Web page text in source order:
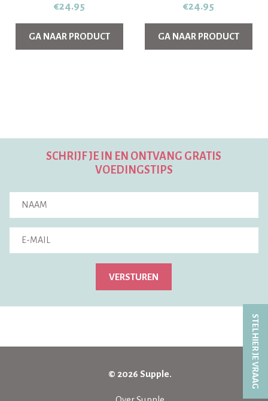
€24.95
GA NAAR PRODUCT
€24.95
GA NAAR PRODUCT
SCHRIJF JE IN EN ONTVANG GRATIS
VOEDINGSTIPS
VERSTUREN
© 2026 Supple. STEL HIER JE VRAAG